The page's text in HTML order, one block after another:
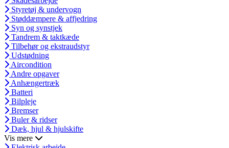
Styretøj & undervogn
Støddæmpere & affjedring
Syn og synstjek
Tandrem & taktkæde
Tilbehør og ekstraudstyr
Udstødning
Aircondition
Andre opgaver
Anhængertræk
Batteri
Bilpleje
Bremser
Buler & ridser
Dæk, hjul & hjulskifte
Vis mere